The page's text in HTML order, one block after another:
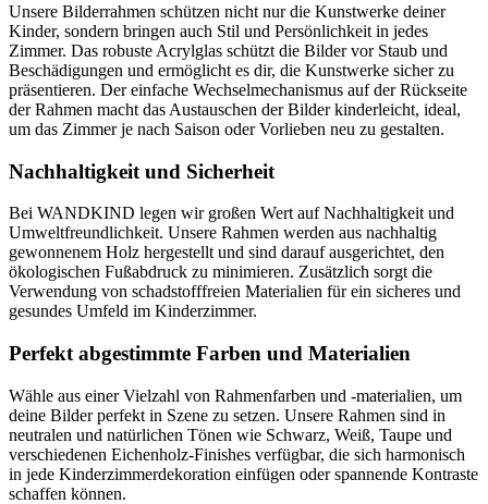
Unsere Bilderrahmen schützen nicht nur die Kunstwerke deiner
Kinder, sondern bringen auch Stil und Persönlichkeit in jedes
Zimmer. Das robuste Acrylglas schützt die Bilder vor Staub und
Beschädigungen und ermöglicht es dir, die Kunstwerke sicher zu
präsentieren. Der einfache Wechselmechanismus auf der Rückseite
der Rahmen macht das Austauschen der Bilder kinderleicht, ideal,
um das Zimmer je nach Saison oder Vorlieben neu zu gestalten.
Nachhaltigkeit und Sicherheit
Bei WANDKIND legen wir großen Wert auf Nachhaltigkeit und
Umweltfreundlichkeit. Unsere Rahmen werden aus nachhaltig
gewonnenem Holz hergestellt und sind darauf ausgerichtet, den
ökologischen Fußabdruck zu minimieren. Zusätzlich sorgt die
Verwendung von schadstofffreien Materialien für ein sicheres und
gesundes Umfeld im Kinderzimmer.
Perfekt abgestimmte Farben und Materialien
Wähle aus einer Vielzahl von Rahmenfarben und -materialien, um
deine Bilder perfekt in Szene zu setzen. Unsere Rahmen sind in
neutralen und natürlichen Tönen wie Schwarz, Weiß, Taupe und
verschiedenen Eichenholz-Finishes verfügbar, die sich harmonisch
in jede Kinderzimmerdekoration einfügen oder spannende Kontraste
schaffen können.